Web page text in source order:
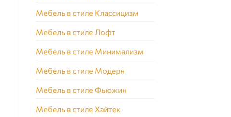
Мебель в стиле Классицизм
Мебель в стиле Лофт
Мебель в стиле Минимализм
Мебель в стиле Модерн
Мебель в стиле Фьюжин
Мебель в стиле Хайтек